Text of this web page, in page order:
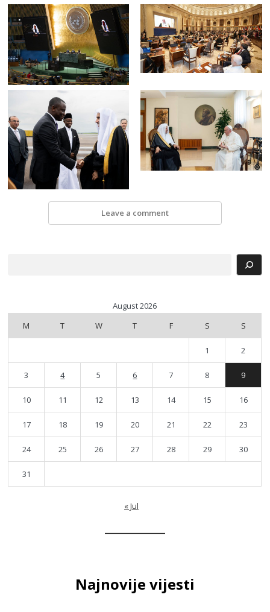
Leave a comment
August 2026
M
T W T F S S
1 2
3 4 5 6 7 8 9
10 11 12 13 14 15 16
17 18 19 20 21 22 23
24 25 26 27 28 29 30
31
« Jul
Najnovije vijesti